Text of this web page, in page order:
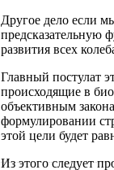
Другое дело если
предсказательную
развития всех
Главный постулат
происходящие в
объективным
формулировании
этой цели будет
Из этого следует